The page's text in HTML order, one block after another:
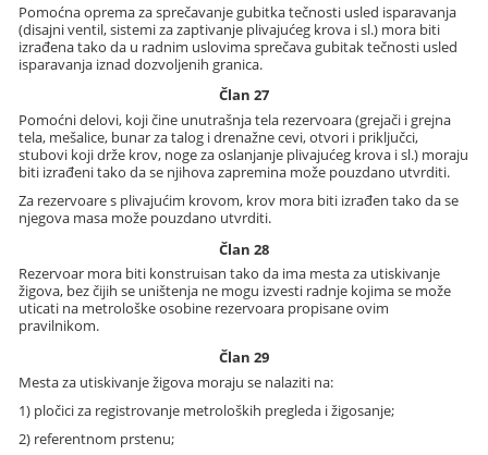
Pomoćna oprema za sprečavanje gubitka tečnosti usled isparavanja
(disajni ventil, sistemi za zaptivanje plivajućeg krova i sl.) mora biti
izrađena tako da u radnim uslovima sprečava gubitak tečnosti usled
isparavanja iznad dozvoljenih granica.
Član 27
Pomoćni delovi, koji čine unutrašnja tela rezervoara (grejači i grejna
tela, mešalice, bunar za talog i drenažne cevi, otvori i priključci,
stubovi koji drže krov, noge za oslanjanje plivajućeg krova i sl.) moraju
biti izrađeni tako da se njihova zapremina može pouzdano utvrditi.
Za rezervoare s plivajućim krovom, krov mora biti izrađen tako da se
njegova masa može pouzdano utvrditi.
Član 28
Rezervoar mora biti konstruisan tako da ima mesta za utiskivanje
žigova, bez čijih se uništenja ne mogu izvesti radnje kojima se može
uticati na metrološke osobine rezervoara propisane ovim
pravilnikom.
Član 29
Mesta za utiskivanje žigova moraju se nalaziti na:
1) pločici za registrovanje metroloških pregleda i žigosanje;
2) referentnom prstenu;